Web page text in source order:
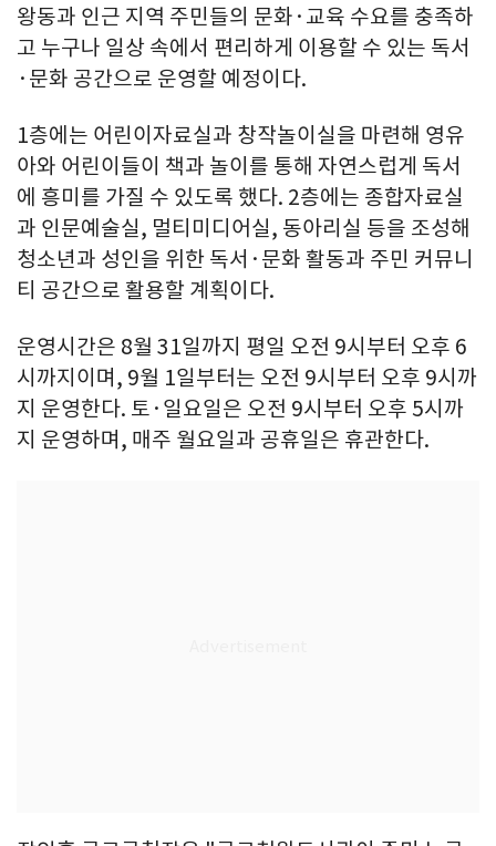
왕동과 인근 지역 주민들의 문화·교육 수요를 충족하
고 누구나 일상 속에서 편리하게 이용할 수 있는 독서
·문화 공간으로 운영할 예정이다.
1층에는 어린이자료실과 창작놀이실을 마련해 영유
아와 어린이들이 책과 놀이를 통해 자연스럽게 독서
에 흥미를 가질 수 있도록 했다. 2층에는 종합자료실
과 인문예술실, 멀티미디어실, 동아리실 등을 조성해
청소년과 성인을 위한 독서·문화 활동과 주민 커뮤니
티 공간으로 활용할 계획이다.
운영시간은 8월 31일까지 평일 오전 9시부터 오후 6
시까지이며, 9월 1일부터는 오전 9시부터 오후 9시까
지 운영한다. 토·일요일은 오전 9시부터 오후 5시까
지 운영하며, 매주 월요일과 공휴일은 휴관한다.